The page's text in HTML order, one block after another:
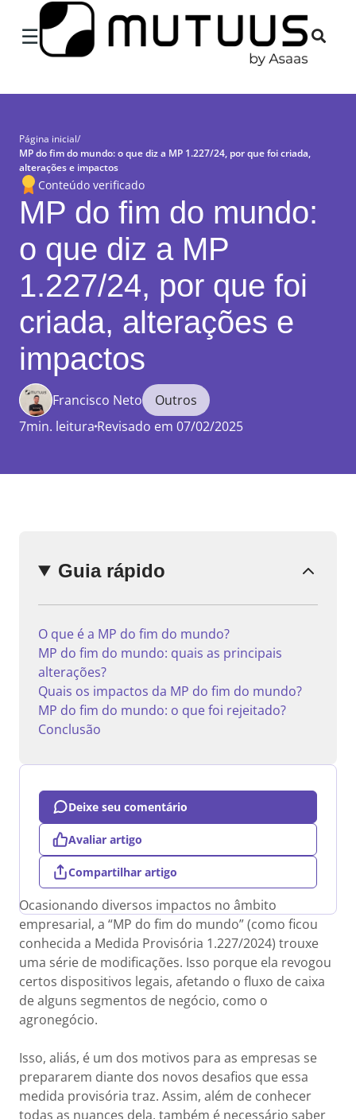
☰
Página inicial/
MP do fim do mundo: o que diz a MP 1.227/24, por que foi criada,
alterações e impactos
Conteúdo verificado
MP do fim do mundo:
o que diz a MP
1.227/24, por que foi
criada, alterações e
impactos
Francisco Neto
Outros
7min. leitura Revisado em 07/02/2025
Ocasionando diversos impactos no âmbito
empresarial, a “MP do fim do mundo” (como ficou
conhecida a Medida Provisória 1.227/2024) trouxe
uma série de modificações. Isso porque ela revogou
certos dispositivos legais, afetando o fluxo de caixa
de alguns segmentos de negócio, como o
agronegócio.
Isso, aliás, é um dos motivos para as empresas se
prepararem diante dos novos desafios que essa
medida provisória traz. Assim, além de conhecer
todas as nuances dela, também é necessário saber
Guia rápido
O que é a MP do fim do mundo?
MP do fim do mundo: quais as principais
alterações?
Quais os impactos da MP do fim do mundo?
MP do fim do mundo: o que foi rejeitado?
Conclusão
Deixe seu comentário
Avaliar artigo
Compartilhar artigo